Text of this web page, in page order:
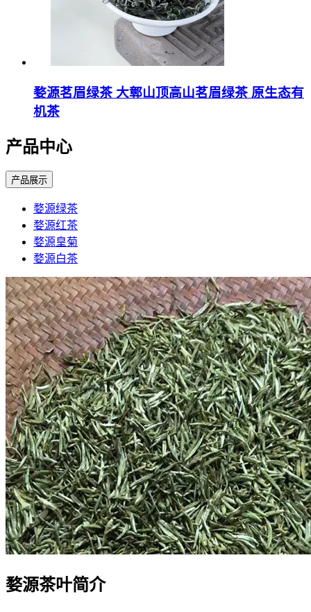
婺源茗眉绿茶 大鄣山顶高山茗眉绿茶 原生态有
机茶
产品中心
产品展示
婺源绿茶
婺源红茶
婺源皇菊
婺源白茶
婺源茶叶简介